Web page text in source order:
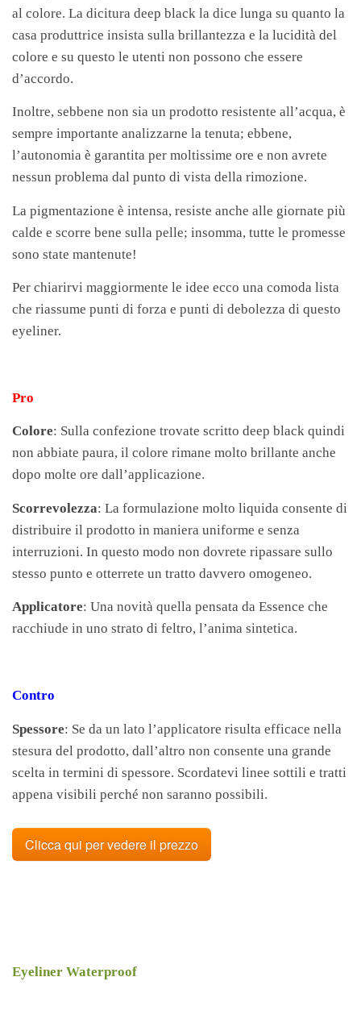
al colore. La dicitura deep black la dice lunga su quanto la
casa produttrice insista sulla brillantezza e la lucidità del
colore e su questo le utenti non possono che essere
d’accordo.
Inoltre, sebbene non sia un prodotto resistente all’acqua, è
sempre importante analizzarne la tenuta; ebbene,
l’autonomia è garantita per moltissime ore e non avrete
nessun problema dal punto di vista della rimozione.
La pigmentazione è intensa, resiste anche alle giornate più
calde e scorre bene sulla pelle; insomma, tutte le promesse
sono state mantenute!
Per chiarirvi maggiormente le idee ecco una comoda lista
che riassume punti di forza e punti di debolezza di questo
eyeliner.
Pro
Colore: Sulla confezione trovate scritto deep black quindi
non abbiate paura, il colore rimane molto brillante anche
dopo molte ore dall’applicazione.
Scorrevolezza: La formulazione molto liquida consente di
distribuire il prodotto in maniera uniforme e senza
interruzioni. In questo modo non dovrete ripassare sullo
stesso punto e otterrete un tratto davvero omogeneo.
Applicatore: Una novità quella pensata da Essence che
racchiude in uno strato di feltro, l’anima sintetica.
Contro
Spessore: Se da un lato l’applicatore risulta efficace nella
stesura del prodotto, dall’altro non consente una grande
scelta in termini di spessore. Scordatevi linee sottili e tratti
appena visibili perché non saranno possibili.
Clicca qui per vedere il prezzo
Eyeliner Waterproof